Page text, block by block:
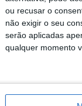
ou recusar o
não exigir o seu
serão aplicadas
qualquer momento